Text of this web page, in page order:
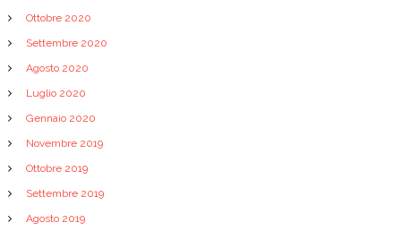
Ottobre 2020
Settembre 2020
Agosto 2020
Luglio 2020
Gennaio 2020
Novembre 2019
Ottobre 2019
Settembre 2019
Agosto 2019